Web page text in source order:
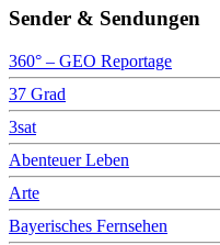
Sender & Sendungen
360° – GEO Reportage
37 Grad
3sat
Abenteuer Leben
Arte
Bayerisches Fernsehen